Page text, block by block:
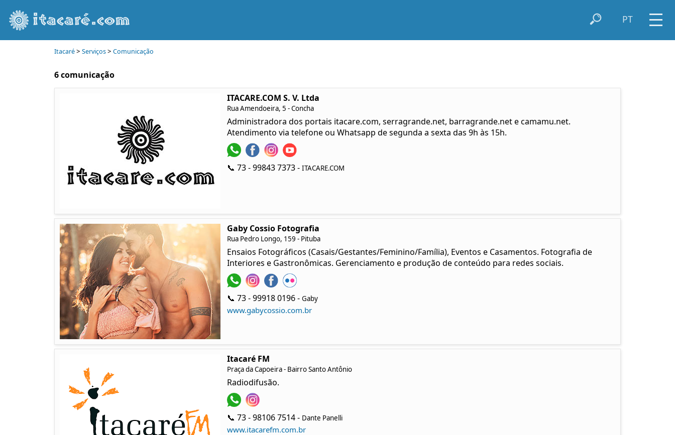
PT
Itacaré> Serviços> Comunicação
6 comunicação
ITACARE.COM S. V. Ltda
Rua Amendoeira, 5 - Concha
Administradora dos portais itacare.com, serragrande.net, barragrande.net e camamu.net.
Atendimento via telefone ou Whatsapp de segunda a sexta das 9h às 15h.
📞 73 - 99843 7373 - ITACARE.COM
Gaby Cossio Fotografia
Rua Pedro Longo, 159 - Pituba
Ensaios Fotográficos (Casais/Gestantes/Feminino/Família), Eventos e Casamentos. Fotografia de
Interiores e Gastronômicas. Gerenciamento e produção de conteúdo para redes sociais.
📞 73 - 99918 0196 - Gaby
www.gabycossio.com.br
Itacaré FM
Praça da Capoeira - Bairro Santo Antônio
Radiodifusão.
📞 73 - 98106 7514 - Dante Panelli
www.itacarefm.com.br